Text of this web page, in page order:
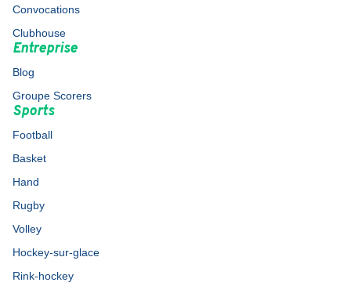
Convocations
Clubhouse
Entreprise
Blog
Groupe Scorers
Sports
Football
Basket
Hand
Rugby
Volley
Hockey-sur-glace
Rink-hockey